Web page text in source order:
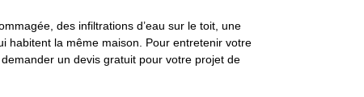
des infiltrations d’eau sur le toit, une
habitent la même maison. Pour entretenir votre
un devis gratuit pour votre projet de